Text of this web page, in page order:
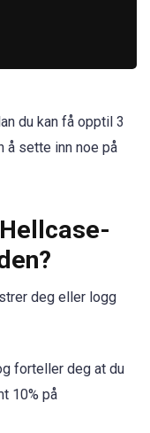
du kan få opptil 3
å sette inn noe på
deg eller logg
forteller deg at du
10% på